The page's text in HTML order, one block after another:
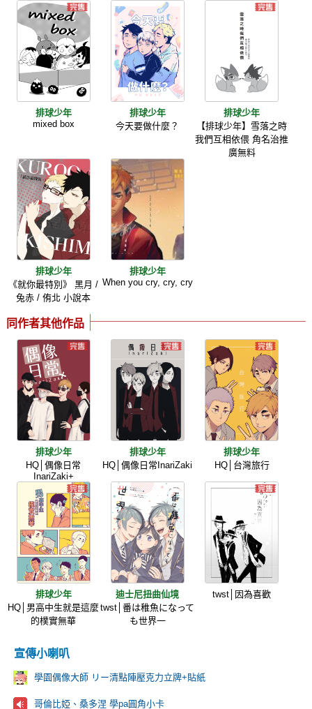
排球少年
mixed box
排球少年
今天要做什麼？
排球少年
【排球少年】雪落之時
我們互相依偎 角名治推
廣無料
排球少年
《就你最特別》 黑月 /
兔赤 / 侑北 小說本
排球少年
When you cry, cry, cry
同作者其他作品
排球少年
HQ│偶像日常
InariZaki+
排球少年
HQ│偶像日常InariZaki
排球少年
HQ│台灣旅行
排球少年
HQ│男高中生就是這麼
的樸實無華
迪士尼扭曲仙境
twst│番は稚魚になって
も世界一
twst│因為喜歡
宣傳小喇叭
學園偶像大師 リー清點陣壓克力立牌+貼紙
哥倫比婭、桑多涅 學pa圓角小卡